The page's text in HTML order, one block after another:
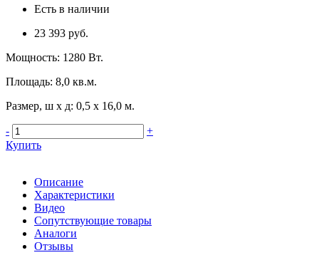
Есть в наличии
23 393 руб.
Мощность: 1280 Вт.
Площадь: 8,0 кв.м.
Размер, ш х д: 0,5 x 16,0 м.
-
+
Купить
Описание
Характеристики
Видео
Сопутствующие товары
Аналоги
Отзывы